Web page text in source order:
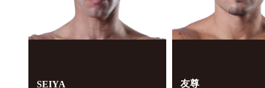
SEIYA 友尊